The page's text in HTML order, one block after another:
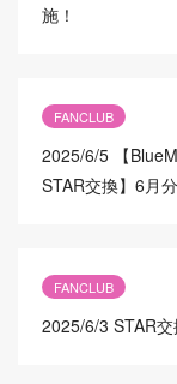
施！
FANCLUB
2025/6/5 【
STAR交換】6月
FANCLUB
2025/6/3 STAR